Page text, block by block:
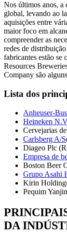
Nos últimos anos, a
global, levando ao
aquisições entre
maior foco em
compreender as
redes de
fabricantes estão
Resources
Company são
Lista dos
Anheuser-
Heineken
Cervejarias
Carlsberg A/S
Diageo Plc
Empresa de
Boston Beer
Grupo Asahi
Kirin
Pequim
DA